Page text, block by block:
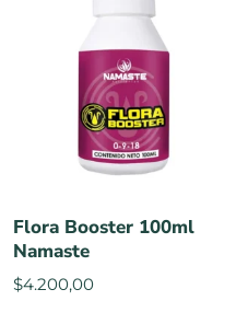
Flora Booster 100ml
Namaste
$4.200,00